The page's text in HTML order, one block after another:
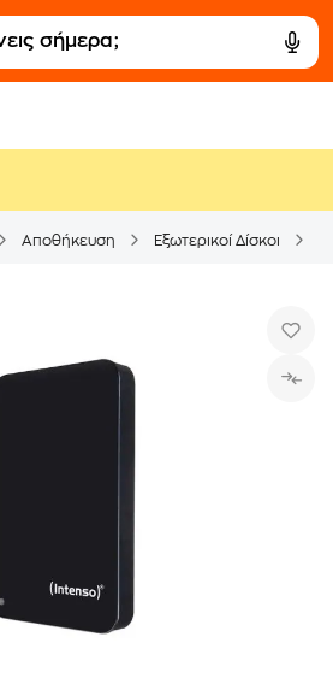
Αποθήκευση Εξωτερικοί Δίσκοι